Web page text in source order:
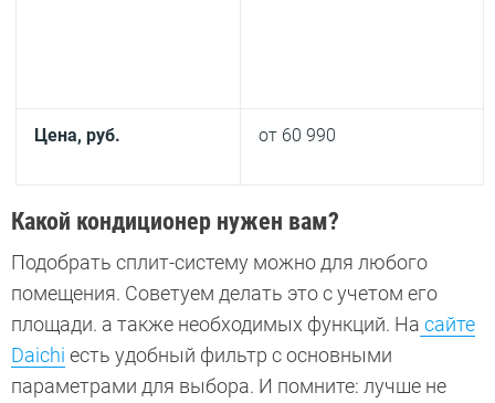
Цена, руб. от 60 990
Какой кондиционер нужен вам?
Подобрать сплит-систему можно для любого
помещения. Советуем делать это с учетом его
площади. а также необходимых функций. На сайте
Daichi есть удобный фильтр с основными
параметрами для выбора. И помните: лучше не